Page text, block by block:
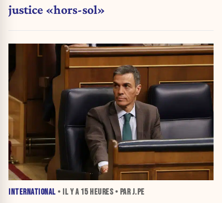
justice «hors-sol»
INTERNATIONAL • IL Y A 15 HEURES• PAR J.PE